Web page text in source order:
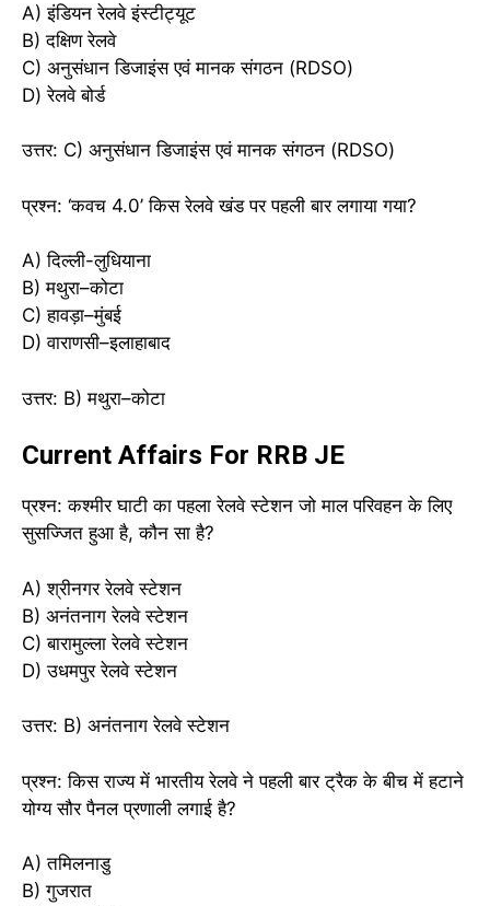
A) इंडियन रेलवे इंस्टीट्यूट
B) दक्षिण रेलवे
C) अनुसंधान डिजाइंस एवं मानक संगठन (RDSO)
D) रेलवे बोर्ड
उत्तर: C) अनुसंधान डिजाइंस एवं मानक संगठन (RDSO)
प्रश्न: ‘कवच 4.0’ किस रेलवे खंड पर पहली बार लगाया गया?
A) दिल्ली-लुधियाना
B) मथुरा–कोटा
C) हावड़ा–मुंबई
D) वाराणसी–इलाहाबाद
उत्तर: B) मथुरा–कोटा
Current Affairs For RRB JE
प्रश्न: कश्मीर घाटी का पहला रेलवे स्टेशन जो माल परिवहन के लिए
सुसज्जित हुआ है, कौन सा है?
A) श्रीनगर रेलवे स्टेशन
B) अनंतनाग रेलवे स्टेशन
C) बारामुल्ला रेलवे स्टेशन
D) उधमपुर रेलवे स्टेशन
उत्तर: B) अनंतनाग रेलवे स्टेशन
प्रश्न: किस राज्य में भारतीय रेलवे ने पहली बार ट्रैक के बीच में हटाने
योग्य सौर पैनल प्रणाली लगाई है?
A) तमिलनाडु
B) गुजरात